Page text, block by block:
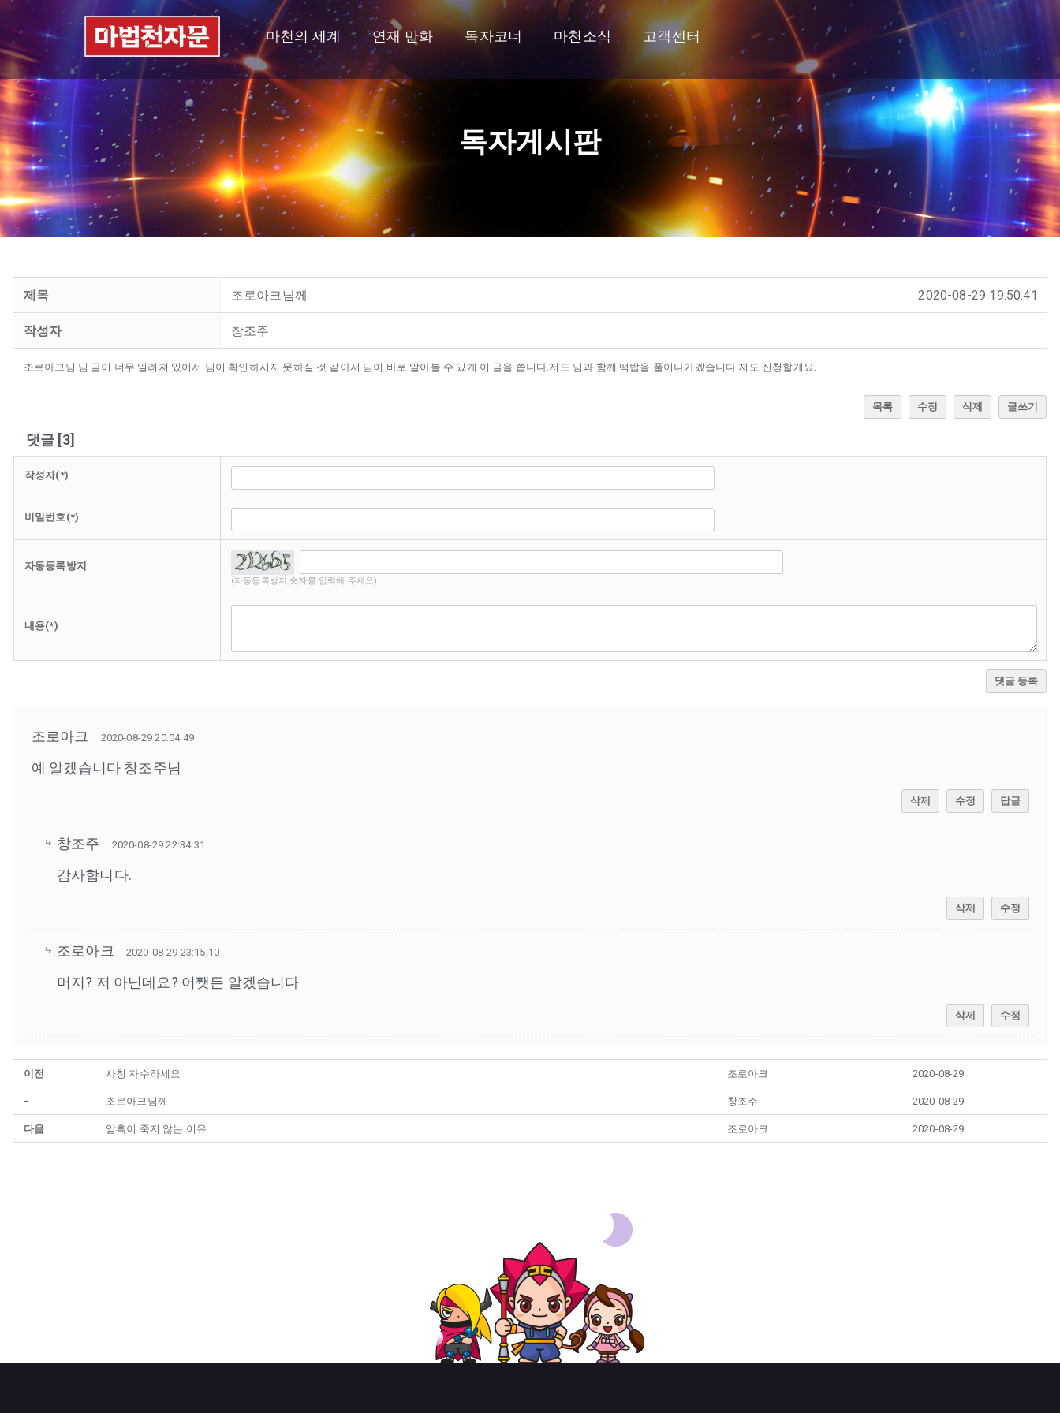
마천의 세계 연재 만화 독자코너 마천소식 고객센터
독자게시판
제목 조로아크님께 2020-08-29 19:50:41
작성자 창조주
조로아크님.님 글이 너무 밀려져 있어서 님이 확인하시지 못하실 것 같아서 님이 바로 알아볼 수 있게 이 글을 씁니다.저도 님과 함께 떡밥을 풀어나가겠습니다.저도 신청할게요.
목록 수정 삭제 글쓰기
댓글 [3]
작성자(*)
비밀번호(*)
자동등록방지
(자동등록방지 숫자를 입력해 주세요)
내용(*)
댓글 등록
조로아크 2020-08-29 20:04:49
예 알겠습니다 창조주님
삭제 수정 답글
창조주 2020-08-29 22:34:31
감사합니다.
삭제 수정
조로아크 2020-08-29 23:15:10
머지? 저 아닌데요? 어쨋든 알겠습니다
삭제 수정
이전 사칭 자수하세요 조로아크 2020-08-29
- 조로아크님께 창조주 2020-08-29
다음 암흑이 죽지 않는 이유 조로아크 2020-08-29